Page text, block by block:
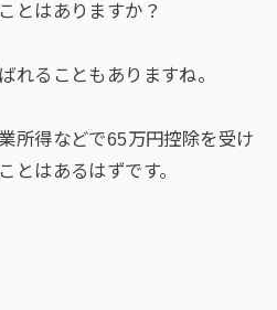
とはありますか？
れることもありますね。
所得などで65万円控除を受け
とはあるはずです。